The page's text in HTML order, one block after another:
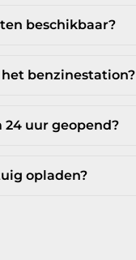
beschikbaar?
benzinestation?
uur geopend?
opladen?